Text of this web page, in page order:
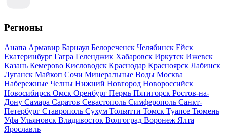
Регионы
Анапа Армавир Барнаул Белореченск Челябинск Ейск
Екатеринбург Гагра Геленджик Хабаровск Иркутск Ижевск
Казань Кемерово Кисловодск Краснодар Красноярск Лабинск
Луганск Майкоп Сочи Минеральные Воды Москва
Набережные Челны Нижний Новгород Новороссийск
Новосибирск Омск Оренбург Пермь Пятигорск Ростов-на-
Дону Самара Саратов Севастополь Симферополь Санкт-
Петербург Ставрополь Сухум Тольятти Томск Туапсе Тюмень
Уфа Ульяновск Владивосток Волгоград Воронеж Ялта
Ярославль